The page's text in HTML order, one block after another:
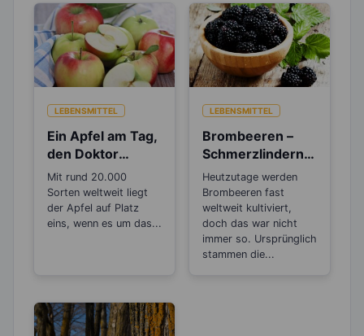
LEBENSMITTEL
Ein Apfel am Tag,
den Doktor
gespart – Stimmt
das wirklich?
Mit rund 20.000
Sorten weltweit liegt
der Apfel auf Platz
eins, wenn es um das...
LEBENSMITTEL
Brombeeren –
Schmerzlindernd,
Entzündungshem
mend und
Antibakteriell
Heutzutage werden
Brombeeren fast
weltweit kultiviert,
doch das war nicht
immer so. Ursprünglich
stammen die...